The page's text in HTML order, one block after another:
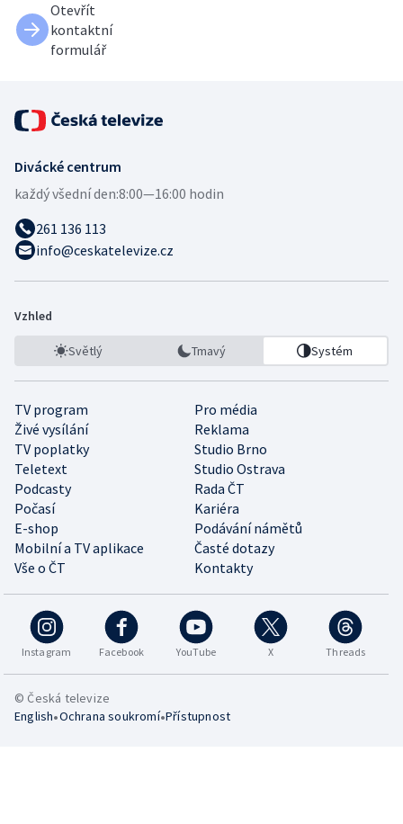
Otevřít
kontaktní
formulář
Divácké centrum
každý všední den:8:00—16:00 hodin
261 136 113
info@ceskatelevize.cz
Vzhled
Světlý Tmavý Systém
TV program
Pro média
Živé vysílání
Reklama
TV poplatky
Studio Brno
Teletext
Studio Ostrava
Podcasty
Rada ČT
Počasí
Kariéra
E-shop
Podávání námětů
Mobilní a TV aplikace
Časté dotazy
Vše o ČT
Kontakty
Instagram Facebook YouTube X Threads
© Česká televize
English•Ochrana soukromí•Přístupnost